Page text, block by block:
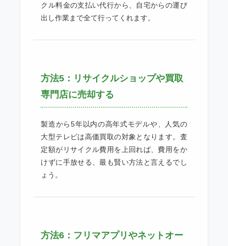
クル料金の支払い代行から、自宅からの運び
出し作業まで全て行ってくれます。
方法5：リサイクルショップや買取
専門店に売却する
製造から5年以内の高年式モデルや、人気の
大型テレビは高価買取の対象となります。査
定額がリサイクル費用を上回れば、費用をか
けずに手放せる、最も賢い方法と言えるでし
ょう。
方法6：フリマアプリやネットオー